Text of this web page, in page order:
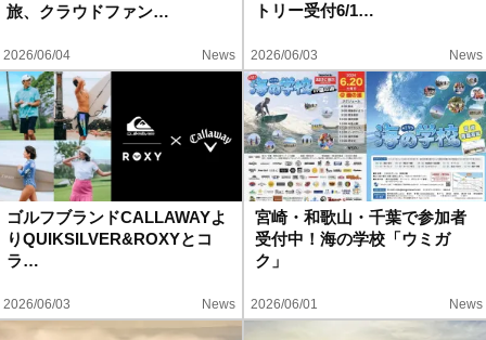
旅、クラウドファン…
2026/06/04 News
トリー受付6/1…
2026/06/03 News
ゴルフブランドCALLAWAYよ
りQUIKSILVER&ROXYとコ
ラ…
2026/06/03 News
宮崎・和歌山・千葉で参加者
受付中！海の学校「ウミガ
ク」
2026/06/01 News